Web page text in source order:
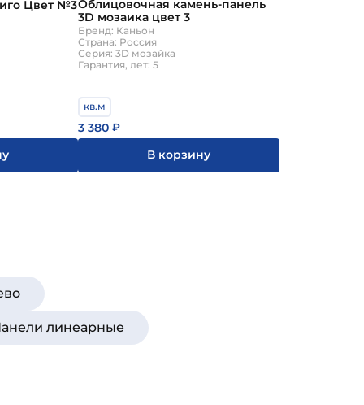
Цвет №3Облицовочная камень-панель
3D мозаика цвет 3
Бренд: Каньон
Страна: Россия
Серия: 3D мозайка
Гарантия, лет: 5
кв.м
3 380 ₽
В корзину
линеарные